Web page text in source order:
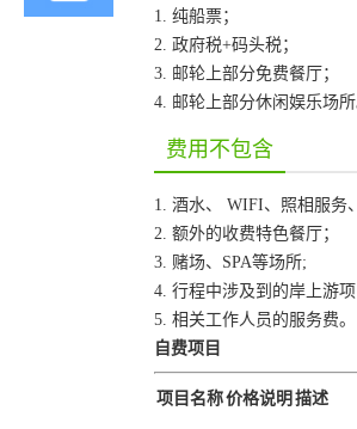
1. 纯船票；
2. 政府税+码头税；
3. 邮轮上部分免费餐厅；
4. 邮轮上部分休闲娱乐场所
费用不包含
1. 酒水、 WIFI、照相服务
2. 额外的收费特色餐厅；
3. 赌场、SPA等场所;
4. 行程中涉及到的岸上游项
5. 相关工作人员的服务费。
自费项目
项目名称价格说明 描述